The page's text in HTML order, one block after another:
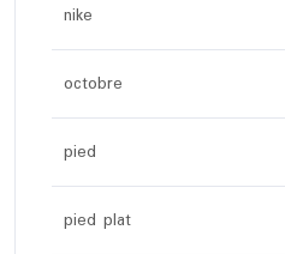
nike
octobre
pied
pied plat